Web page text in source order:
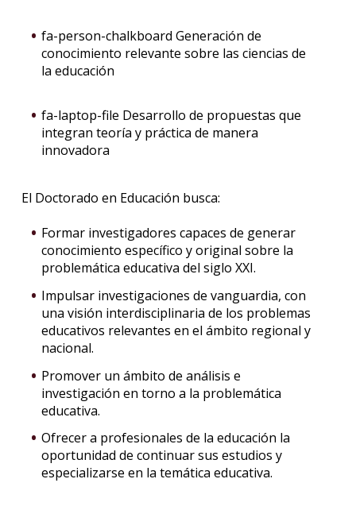
fa-person-chalkboard Generación de
conocimiento relevante sobre las ciencias de
la educación
fa-laptop-file Desarrollo de propuestas que
integran teoría y práctica de manera
innovadora
El Doctorado en Educación busca:
Formar investigadores capaces de generar
conocimiento específico y original sobre la
problemática educativa del siglo XXI.
Impulsar investigaciones de vanguardia, con
una visión interdisciplinaria de los problemas
educativos relevantes en el ámbito regional y
nacional.
Promover un ámbito de análisis e
investigación en torno a la problemática
educativa.
Ofrecer a profesionales de la educación la
oportunidad de continuar sus estudios y
especializarse en la temática educativa.